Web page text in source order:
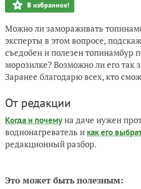
В избранное!
Можно ли замораживать
эксперты в этом вопросе,
съедобен и полезен топинамбур
морозилке? Возможно ли его так
Заранее благодарю всех, кто
От редакции
Когда и почемуна даче нужен
воднонагреватель и как его
редакционный разбор.
Это может быть полезным: